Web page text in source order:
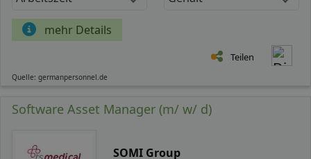
mehr Details
Teilen
Quelle: germanpersonnel.de
Software Asset Manager (m/ w/ d)
SOMI Group